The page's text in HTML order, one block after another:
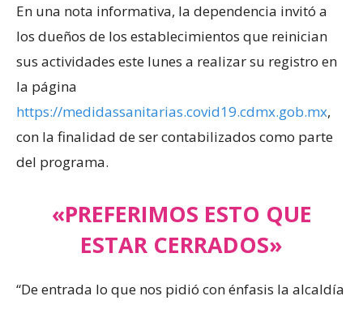
En una nota informativa, la dependencia invitó a
los dueños de los establecimientos que reinician
sus actividades este lunes a realizar su registro en
la página
https://medidassanitarias.covid19.cdmx.gob.mx,
con la finalidad de ser contabilizados como parte
del programa.
«PREFERIMOS ESTO QUE
ESTAR CERRADOS»
“De entrada lo que nos pidió con énfasis la alcaldía